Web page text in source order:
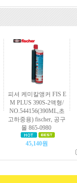
피셔 케미칼앵커 FIS E
M PLUS 390S-2액형/
NO.544156(390ML,초
고하중용) fischer, 공구
몰 865-0980
45,140원